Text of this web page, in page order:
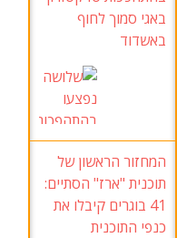
באגי סמוך לחוף
באשדוד
המחזור הראשון של
תוכנית "ארז" הסתיים:
41 בוגרים קיבלו את
כנפי התוכנית